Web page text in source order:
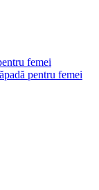
femei
pentru femei